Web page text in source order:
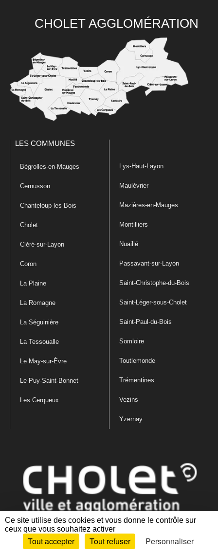
Ce site utilise des cookies et vous donne le contrôle sur
ceux que vous souhaitez activer
Tout accepter Tout refuser
Personnaliser
CHOLET AGGLOMÉRATION
LES COMMUNES
Bégrolles-en-Mauges
Cernusson
Chanteloup-les-Bois
Cholet
Cléré-sur-Layon
Coron
La Plaine
La Romagne
La Séguinière
La Tessoualle
Le May-sur-Èvre
Le Puy-Saint-Bonnet
Les Cerqueux
Lys-Haut-Layon
Maulévrier
Mazières-en-Mauges
Montilliers
Nuaillé
Passavant-sur-Layon
Saint-Christophe-du-Bois
Saint-Léger-sous-Cholet
Saint-Paul-du-Bois
Somloire
Toutlemonde
Trémentines
Vezins
Yzernay
Mentions légales|Politique de confidentialité
des cookies |Plan du site Accessibilité : partiellement conforme